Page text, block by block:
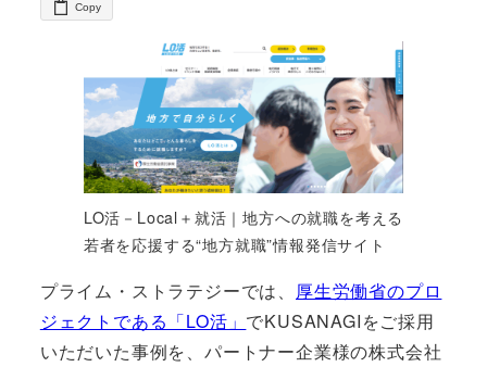
Copy
LO活－Local＋就活｜地方への就職を考える
若者を応援する“地方就職”情報発信サイト
プライム・ストラテジーでは、 厚生労働省のプロ
ジェクトである「LO活」 でKUSANAGIをご採用
いただいた事例を、パートナー企業様の株式会社